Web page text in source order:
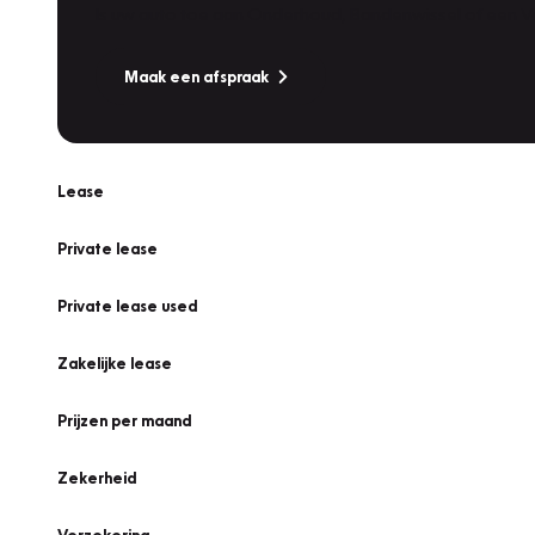
Maak een afspraak
Lease
Private lease
Private lease used
Zakelijke lease
Prijzen per maand
Zekerheid